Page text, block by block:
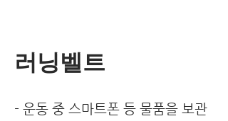
러닝벨트
- 운동 중 스마트폰 등 물품을 보관